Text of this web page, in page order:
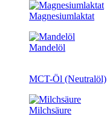
Magnesiumlaktat
Mandelöl
MCT-Öl (Neutralöl)
Milchsäure